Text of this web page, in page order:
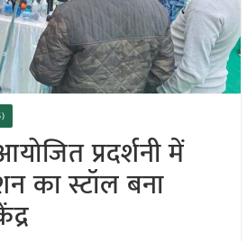
प्रदर्शनी में
का स्टॉल बना